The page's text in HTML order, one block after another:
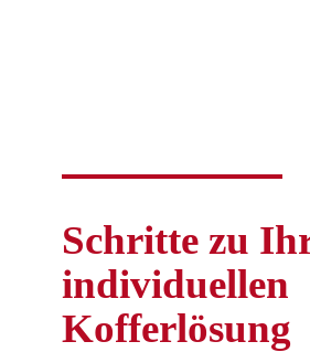
Schritte zu
individuellen
Kofferlösung